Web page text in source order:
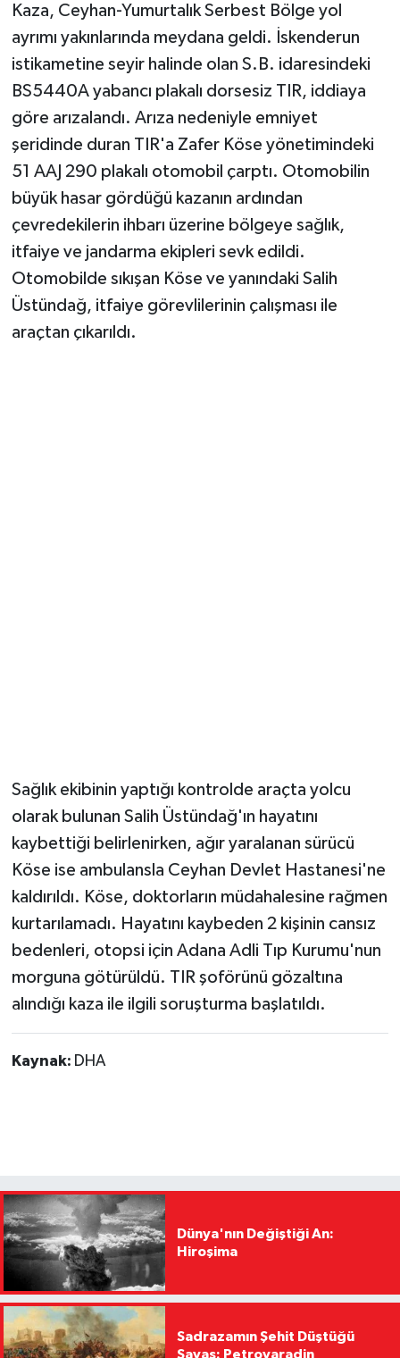
Kaza, Ceyhan-Yumurtalık Serbest Bölge yol
ayrımı yakınlarında meydana geldi. İskenderun
istikametine seyir halinde olan S.B. idaresindeki
BS5440A yabancı plakalı dorsesiz TIR, iddiaya
göre arızalandı. Arıza nedeniyle emniyet
şeridinde duran TIR'a Zafer Köse yönetimindeki
51 AAJ 290 plakalı otomobil çarptı. Otomobilin
büyük hasar gördüğü kazanın ardından
çevredekilerin ihbarı üzerine bölgeye sağlık,
itfaiye ve jandarma ekipleri sevk edildi.
Otomobilde sıkışan Köse ve yanındaki Salih
Üstündağ, itfaiye görevlilerinin çalışması ile
araçtan çıkarıldı.
Sağlık ekibinin yaptığı kontrolde araçta yolcu
olarak bulunan Salih Üstündağ'ın hayatını
kaybettiği belirlenirken, ağır yaralanan sürücü
Köse ise ambulansla Ceyhan Devlet Hastanesi'ne
kaldırıldı. Köse, doktorların müdahalesine rağmen
kurtarılamadı. Hayatını kaybeden 2 kişinin cansız
bedenleri, otopsi için Adana Adli Tıp Kurumu'nun
morguna götürüldü. TIR şoförünü gözaltına
alındığı kaza ile ilgili soruşturma başlatıldı.
Kaynak: DHA
Dünya'nın Değiştiği An:
Hiroşima
Sadrazamın Şehit Düştüğü
Savaş: Petrovaradin